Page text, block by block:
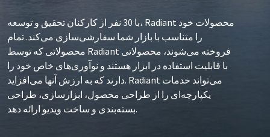
با 30 نفر از کارکنان تحقیق و توسعه، Radiant محصولات خود
را متناسب با بازار شما سفارشی‌سازی می‌کند. تمام
محصولاتی که توسط Radiant فروخته می‌شوند، محصولاتی
با قابلیت استفاده در ابزار هستند و نوآوری‌های خاص خود را
دارند که به ارزش آنها می‌افزاید. Radiant می‌تواند خدمات
یکپارچه‌ای را از طراحی محصول، ابزارسازی، طراحی
بسته‌بندی و ساخت ویدیو ارائه دهد.